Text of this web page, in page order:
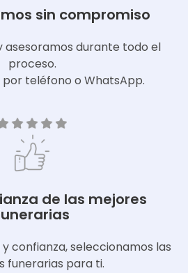
sin compromiso
asesoramos durante todo el
proceso.
teléfono o WhatsApp.
de las mejores
confianza, seleccionamos las
funerarias para ti.